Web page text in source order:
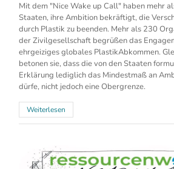
Mit dem "Nice Wake up Call" haben mehr
Staaten, ihre Ambition bekräftigt, die
durch Plastik zu beenden. Mehr als 230
der Zivilgesellschaft begrüßen das
ehrgeiziges globales PlastikAbkommen.
betonen sie, dass die von den Staaten
Erklärung lediglich das Mindestmaß an
dürfe, nicht jedoch eine Obergrenze.
Weiterlesen